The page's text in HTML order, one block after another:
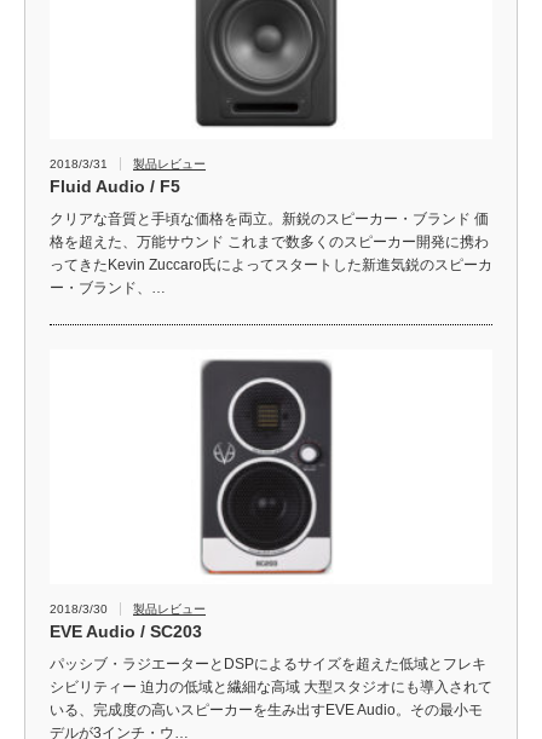
2018/3/31 製品レビュー
Fluid Audio / F5
クリアな音質と手頃な価格を両立。新鋭のスピーカー・ブランド 価
格を超えた、万能サウンド これまで数多くのスピーカー開発に携わ
ってきたKevin Zuccaro氏によってスタートした新進気鋭のスピーカ
ー・ブランド、…
2018/3/30 製品レビュー
EVE Audio / SC203
パッシブ・ラジエーターとDSPによるサイズを超えた低域とフレキ
シビリティー 迫力の低域と繊細な高域 大型スタジオにも導入されて
いる、完成度の高いスピーカーを生み出すEVE Audio。その最小モ
デルが3インチ・ウ…